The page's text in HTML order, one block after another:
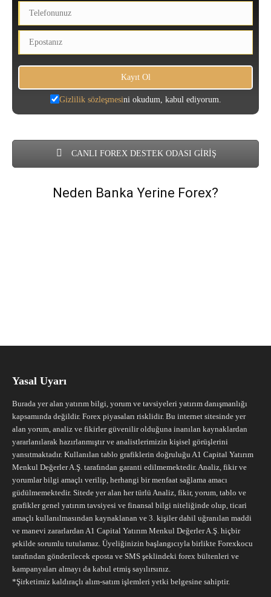
Gizlilik sözleşmesini okudum, kabul ediyorum.
CANLI FOREX DESTEK ODASI GİRİŞ
Neden Banka Yerine Forex?
Yasal Uyarı
Burada yer alan yatırım bilgi, yorum ve tavsiyeleri yatırım danışmanlığı
kapsamında değildir. Forex piyasaları risklidir. Bu internet sitesinde yer
alan yorum, analiz ve fikirler güvenilir olduğuna inanılan kaynaklardan
yararlanılarak hazırlanmıştır ve analistlerimizin kişisel görüşlerini
yansıtmaktadır. Kullanılan tablo grafiklerin doğruluğu A1 Capital Yatırım
Menkul Değerler A.Ş. tarafından garanti edilmemektedir. Analiz, fikir ve
yorumlar bilgi amaçlı verilip, herhangi bir menfaat sağlama amacı
güdülmemektedir. Sitede yer alan her türlü Analiz, fikir, yorum, tablo ve
grafikler genel yatırım tavsiyesi ve finansal bilgi niteliğinde olup, ticari
amaçlı kullanılmasından kaynaklanan ve 3. kişiler dahil uğranılan maddi
ve manevi zararlardan A1 Capital Yatırım Menkul Değerler A.Ş. hiçbir
şekilde sorumlu tutulamaz. Üyeliğinizin başlangıcıyla birlikte Forexkocu
tarafından gönderilecek eposta ve SMS şeklindeki forex bültenleri ve
kampanyaları almayı da kabul etmiş sayılırsınız.
*Şirketimiz kaldıraçlı alım-satım işlemleri yetki belgesine sahiptir.